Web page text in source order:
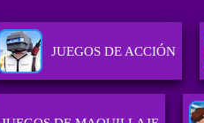
JUEGOS DE ACCIÓN